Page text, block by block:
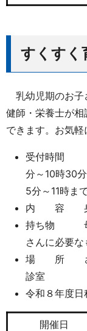
すくすく
乳幼児期のお子
健師・栄養士が
できます。お気軽
受付時間 （
分～10時30
5分～11時ま
内 容 身体
持ち物 母子
さんに必要な
場 所 さく
診室
令和８年度
開催日